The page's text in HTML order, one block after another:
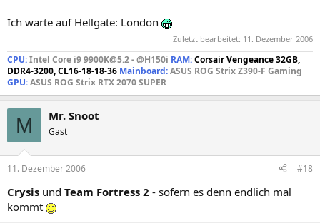
Ich warte auf Hellgate: London
Zuletzt bearbeitet: 11. Dezember 2006
CPU:Intel Core i9 9900K@5.2 - @H150i RAM:Corsair Vengeance 32GB,
DDR4-3200, CL16-18-18-36 Mainboard:ASUS ROG Strix Z390-F Gaming
GPU:ASUS ROG Strix RTX 2070 SUPER
M Mr. Snoot
Gast
11. Dezember 2006 #18
Crysis und Team Fortress 2 - sofern es denn endlich mal
kommt